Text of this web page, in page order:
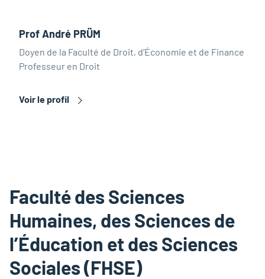
Prof André PRÜM
Doyen de la Faculté de Droit, d’Économie et de Finance
Professeur en Droit
Voir le profil
Faculté des Sciences
Humaines, des Sciences de
l’Éducation et des Sciences
Sociales (FHSE)